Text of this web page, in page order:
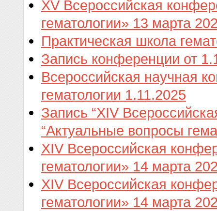
XV Всероссийская
гематологии» 13 марта
Практическая школа
Запись конференции от
Всероссийская научная
гематологии 1.11.2025
Запись “XIV
“Актуальные вопросы
XIV Всероссийская
гематологии» 14 марта
XIV Всероссийская
гематологии» 14 марта